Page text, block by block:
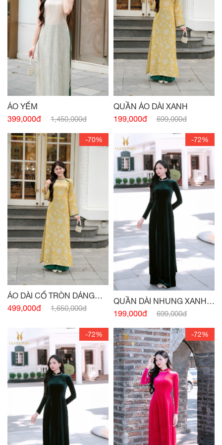
ÁO YẾM
399,000đ
1,450,000đ
QUẦN ÁO DÀI XANH
199,000đ
699,000đ
-70%
ÁO DÀI CỔ TRÒN DÁNG
XUÔNG VỪA PHỐI CỔ -
499,000đ 1,650,000đ
-72%
QUẦN DÀI NHUNG XANH
CỔ VỊT
199,000đ 699,000đ
-72% -72%